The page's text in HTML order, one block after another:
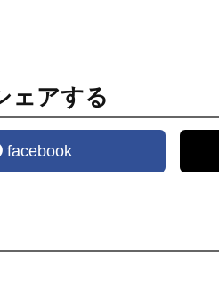
ェアする
facebook